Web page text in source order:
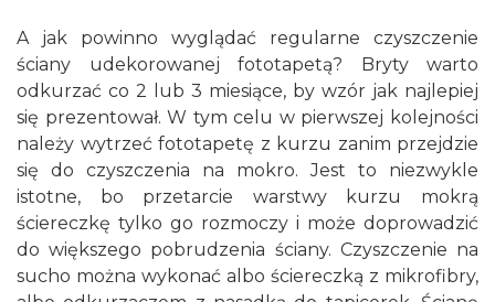
A jak powinno wyglądać regularne czyszczenie
ściany udekorowanej fototapetą? Bryty warto
odkurzać co 2 lub 3 miesiące, by wzór jak najlepiej
się prezentował. W tym celu w pierwszej kolejności
należy wytrzeć fototapetę z kurzu zanim przejdzie
się do czyszczenia na mokro. Jest to niezwykle
istotne, bo przetarcie warstwy kurzu mokrą
ściereczkę tylko go rozmoczy i może doprowadzić
do większego pobrudzenia ściany. Czyszczenie na
sucho można wykonać albo ściereczką z mikrofibry,